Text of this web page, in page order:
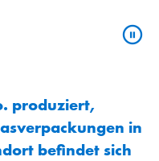
produziert,
in
befindet sich